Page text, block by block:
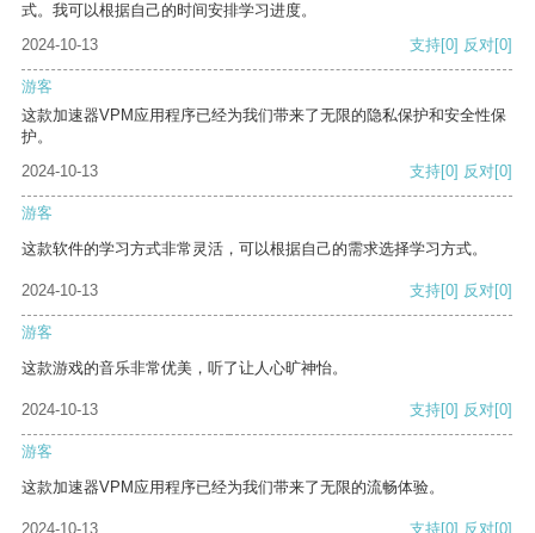
式。我可以根据自己的时间安排学习进度。
2024-10-13
支持[0] 反对[0]
游客
这款加速器VPM应用程序已经为我们带来了无限的隐私保护和安全性保
护。
2024-10-13
支持[0] 反对[0]
游客
这款软件的学习方式非常灵活，可以根据自己的需求选择学习方式。
2024-10-13 支持[0] 反对[0]
游客
这款游戏的音乐非常优美，听了让人心旷神怡。
2024-10-13 支持[0] 反对[0]
游客
这款加速器VPM应用程序已经为我们带来了无限的流畅体验。
2024-10-13 支持[0] 反对[0]